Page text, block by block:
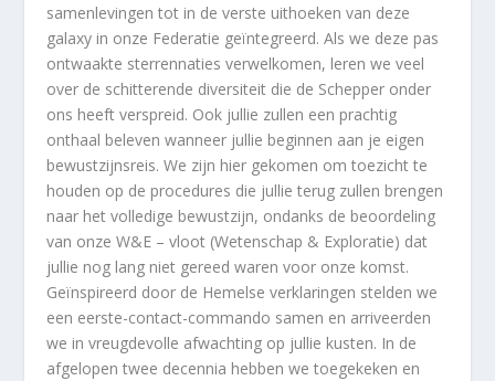
samenlevingen tot in de verste uithoeken van deze
galaxy in onze Federatie geïntegreerd. Als we deze pas
ontwaakte sterrennaties verwelkomen, leren we veel
over de schitterende diversiteit die de Schepper onder
ons heeft verspreid. Ook jullie zullen een prachtig
onthaal beleven wanneer jullie beginnen aan je eigen
bewustzijnsreis. We zijn hier gekomen om toezicht te
houden op de procedures die jullie terug zullen brengen
naar het volledige bewustzijn, ondanks de beoordeling
van onze W&E – vloot (Wetenschap & Exploratie) dat
jullie nog lang niet gereed waren voor onze komst.
Geïnspireerd door de Hemelse verklaringen stelden we
een eerste-contact-commando samen en arriveerden
we in vreugdevolle afwachting op jullie kusten. In de
afgelopen twee decennia hebben we toegekeken en